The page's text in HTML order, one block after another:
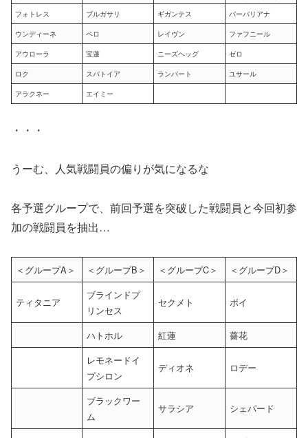
フォトレス
ブルガサリ ギガンテス
バーバリアナ
ウンディーネ
ペロ レイヴン
ファフニール
アウローラ
宝蓮 ニーズヘッグ
ゼロ
ロク
スパトイア ランパート
ユサール
アラクネー
エイミー
・・・
うーむ、人気戦闘員の偏りが気になるな
各予選グループで、前回予選を突破した戦闘員と今回初参
加の戦闘員を抽出…
＜グループA＞ ＜グループB＞ ＜グループC＞ ＜グループD＞
ティタニア
ブラインドプ
リンセス
セクメト ポイ
ハトホル 紅蓮
薔花
レモネードイ
プシロン
ディオネ ロデー
ブラックワー
ム
サラシア シェパード